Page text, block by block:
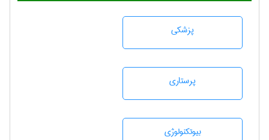
پزشكی
پرستاری
بيوتكنولوژی